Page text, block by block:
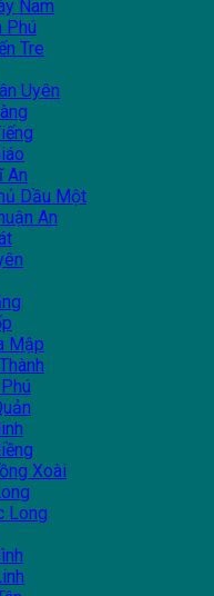
Nam
Phú
Tre
Uyên
An
Dầu Một
An
Mập
Xoài
Long